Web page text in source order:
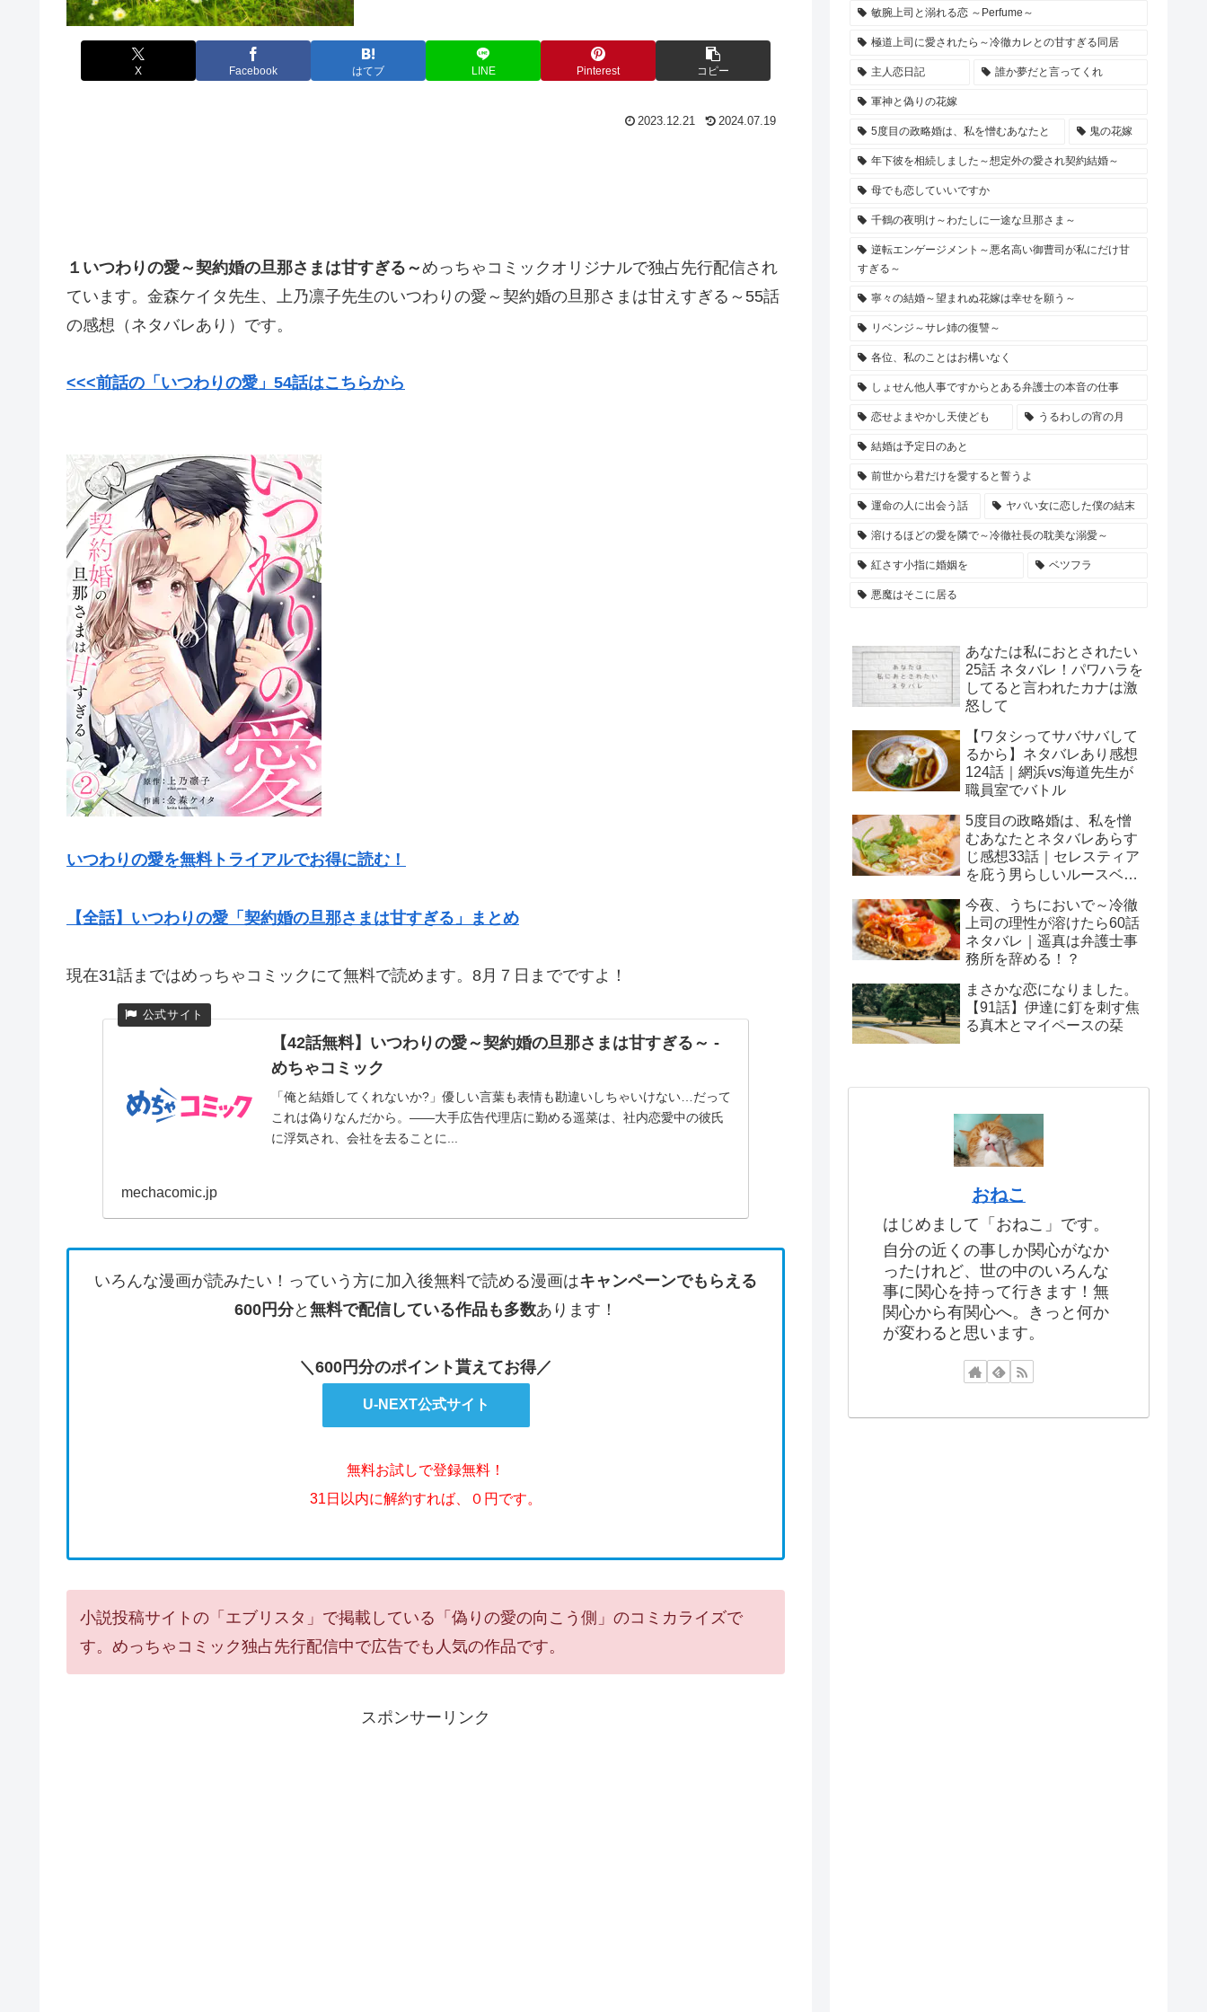
X Facebook はてブ LINE Pinterest コピー
2023.12.21 2024.07.19
１いつわりの愛～契約婚の旦那さまは甘すぎる～めっちゃコミックオリジナルで独占先行配信され
ています。金森ケイタ先生、上乃凛子先生のいつわりの愛～契約婚の旦那さまは甘えすぎる～55話
の感想（ネタバレあり）です。
<<<前話の「いつわりの愛」54話はこちらから
いつわりの愛を無料トライアルでお得に読む！
【全話】いつわりの愛「契約婚の旦那さまは甘すぎる」まとめ
現在31話まではめっちゃコミックにて無料で読めます。8月７日までですよ！
【42話無料】いつわりの愛～契約婚の旦那さまは甘すぎる～ -
めちゃコミック
「俺と結婚してくれないか?」優しい言葉も表情も勘違いしちゃいけない…だって
これは偽りなんだから。――大手広告代理店に勤める遥菜は、社内恋愛中の彼氏
に浮気され、会社を去ることに...
mechacomic.jp
いろんな漫画が読みたい！っていう方に加入後無料で読める漫画はキャンペーンでもらえる
600円分と 無料で配信している作品も多数あります！
＼600円分のポイント貰えてお得／
U-NEXT公式サイト
無料お試しで登録無料！
31日以内に解約すれば、０円です。
小説投稿サイトの「エブリスタ」で掲載している「偽りの愛の向こう側」のコミカライズで
す。めっちゃコミック独占先行配信中で広告でも人気の作品です。
スポンサーリンク
敏腕上司と溺れる恋 ～Perfume～
極道上司に愛されたら～冷徹カレとの甘すぎる同居
主人恋日記 誰か夢だと言ってくれ
軍神と偽りの花嫁
5度目の政略婚は、私を憎むあなたと 鬼の花嫁
年下彼を相続しました～想定外の愛され契約結婚～
母でも恋していいですか
千鶴の夜明け～わたしに一途な旦那さま～
逆転エンゲージメント～悪名高い御曹司が私にだけ甘
すぎる～
寧々の結婚～望まれぬ花嫁は幸せを願う～
リベンジ～サレ姉の復讐～
各位、私のことはお構いなく
しょせん他人事ですからとある弁護士の本音の仕事
恋せよまやかし天使ども うるわしの宵の月
結婚は予定日のあと
前世から君だけを愛すると誓うよ
運命の人に出会う話 ヤバい女に恋した僕の結末
溶けるほどの愛を隣で～冷徹社長の耽美な溺愛～
紅さす小指に婚姻を ベツフラ
悪魔はそこに居る
あなたは私におとされたい
25話 ネタバレ！パワハラを
してると言われたカナは激
怒して
【ワタシってサバサバして
るから】ネタバレあり感想
124話｜網浜vs海道先生が
職員室でバトル
5度目の政略婚は、私を憎
むあなたとネタバレあらす
じ感想33話｜セレスティア
を庇う男らしいルースベル
今夜、うちにおいで～冷徹
上司の理性が溶けたら60話
ネタバレ｜遥真は弁護士事
務所を辞める！？
まさかな恋になりました。
【91話】伊達に釘を刺す焦
る真木とマイペースの栞
おねこ
はじめまして「おねこ」です。
自分の近くの事しか関心がなか
ったけれど、世の中のいろんな
事に関心を持って行きます！無
関心から有関心へ。きっと何か
が変わると思います。